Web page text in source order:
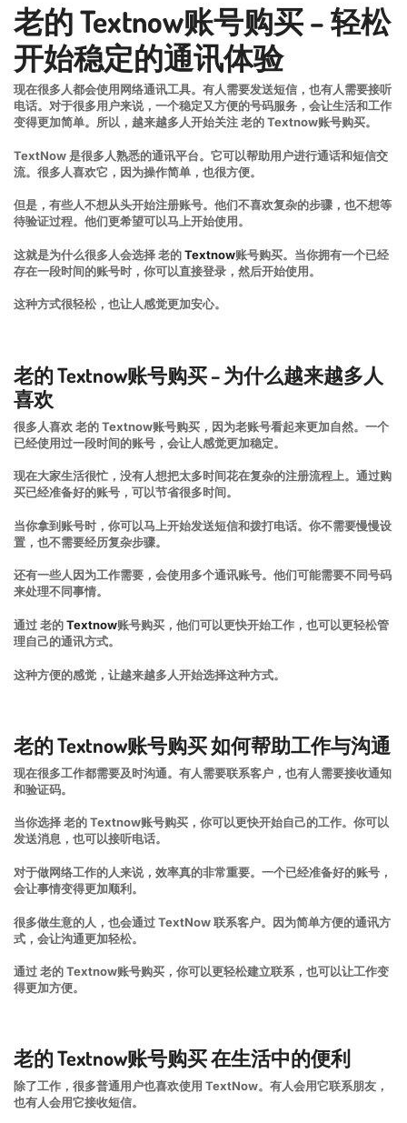
老的 Textnow账号购买 – 轻松
开始稳定的通讯体验
现在很多人都会使用网络通讯工具。有人需要发送短信，也有人需要接听
电话。对于很多用户来说，一个稳定又方便的号码服务，会让生活和工作
变得更加简单。所以，越来越多人开始关注 老的 Textnow账号购买。
TextNow 是很多人熟悉的通讯平台。它可以帮助用户进行通话和短信交
流。很多人喜欢它，因为操作简单，也很方便。
但是，有些人不想从头开始注册账号。他们不喜欢复杂的步骤，也不想等
待验证过程。他们更希望可以马上开始使用。
这就是为什么很多人会选择 老的Textnow账号购买。当你拥有一个已经
存在一段时间的账号时，你可以直接登录，然后开始使用。
这种方式很轻松，也让人感觉更加安心。
老的 Textnow账号购买 – 为什么越来越多人
喜欢
很多人喜欢 老的 Textnow账号购买，因为老账号看起来更加自然。一个
已经使用过一段时间的账号，会让人感觉更加稳定。
现在大家生活很忙，没有人想把太多时间花在复杂的注册流程上。通过购
买已经准备好的账号，可以节省很多时间。
当你拿到账号时，你可以马上开始发送短信和拨打电话。你不需要慢慢设
置，也不需要经历复杂步骤。
还有一些人因为工作需要，会使用多个通讯账号。他们可能需要不同号码
来处理不同事情。
通过 老的Textnow账号购买，他们可以更快开始工作，也可以更轻松管
理自己的通讯方式。
这种方便的感觉，让越来越多人开始选择这种方式。
老的 Textnow账号购买 如何帮助工作与沟通
现在很多工作都需要及时沟通。有人需要联系客户，也有人需要接收通知
和验证码。
当你选择 老的 Textnow账号购买，你可以更快开始自己的工作。你可以
发送消息，也可以接听电话。
对于做网络工作的人来说，效率真的非常重要。一个已经准备好的账号，
会让事情变得更加顺利。
很多做生意的人，也会通过 TextNow 联系客户。因为简单方便的通讯方
式，会让沟通更加轻松。
通过 老的 Textnow账号购买，你可以更轻松建立联系，也可以让工作变
得更加方便。
老的 Textnow账号购买 在生活中的便利
除了工作，很多普通用户也喜欢使用 TextNow。有人会用它联系朋友，
也有人会用它接收短信。